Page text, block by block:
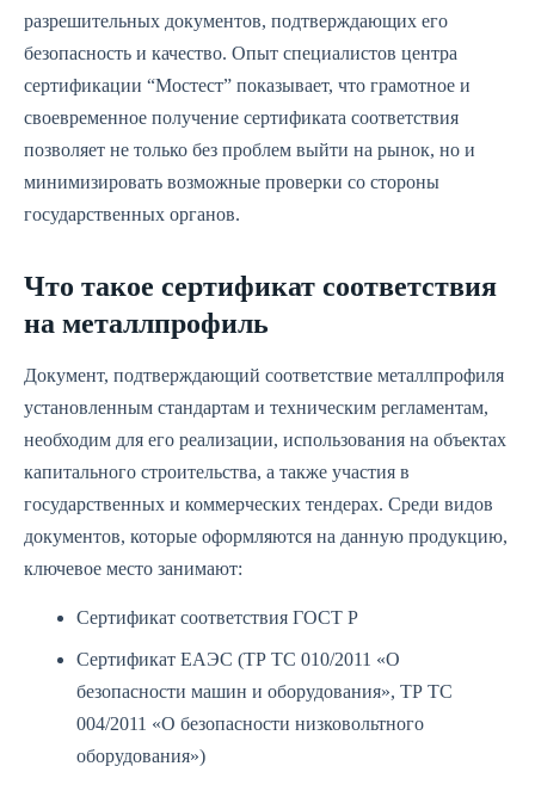
разрешительных документов, подтверждающих его
безопасность и качество. Опыт специалистов центра
сертификации “Мостест” показывает, что грамотное и
своевременное получение сертификата соответствия
позволяет не только без проблем выйти на рынок, но и
минимизировать возможные проверки со стороны
государственных органов.
Что такое сертификат соответствия
на металлпрофиль
Документ, подтверждающий соответствие металлпрофиля
установленным стандартам и техническим регламентам,
необходим для его реализации, использования на объектах
капитального строительства, а также участия в
государственных и коммерческих тендерах. Среди видов
документов, которые оформляются на данную продукцию,
ключевое место занимают:
Сертификат соответствия ГОСТ Р
Сертификат ЕАЭС (ТР ТС 010/2011 «О
безопасности машин и оборудования», ТР ТС
004/2011 «О безопасности низковольтного
оборудования»)